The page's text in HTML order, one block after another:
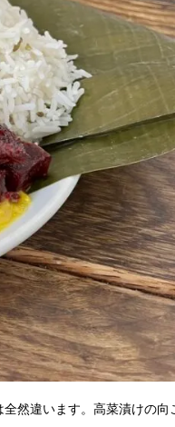
然違います。高菜漬けの向